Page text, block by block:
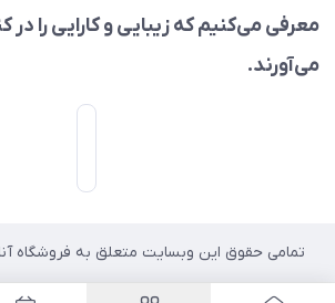
معرفی می‌کنیم که زیبایی و کارایی را در
می‌آورند.
تمامی حقوق این وبسایت متعلق به فروشگاه